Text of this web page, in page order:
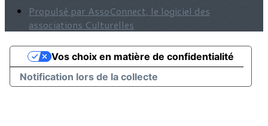
Propulsé par AssoConnect, le logiciel des
associations Culturelles
Notification lors de la collecte
Vos choix en matière de confidentialité